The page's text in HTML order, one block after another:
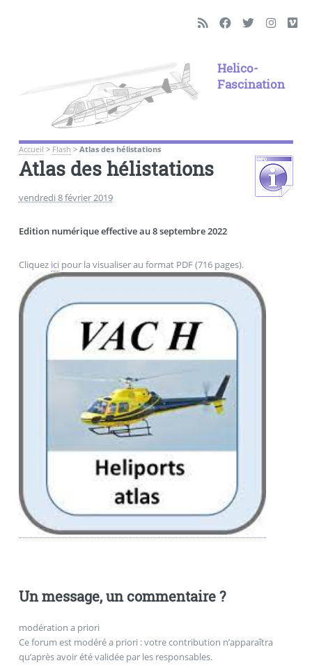
Helico-
Fascination
Accueil > Flash > Atlas des hélistations
Atlas des hélistations
vendredi 8 février 2019
Edition numérique effective au 8 septembre 2022
Cliquez ici pour la visualiser au format PDF (716 pages).
Un message, un commentaire ?
modération a priori
Ce forum est modéré a priori : votre contribution n’apparaîtra
qu’après avoir été validée par les responsables.